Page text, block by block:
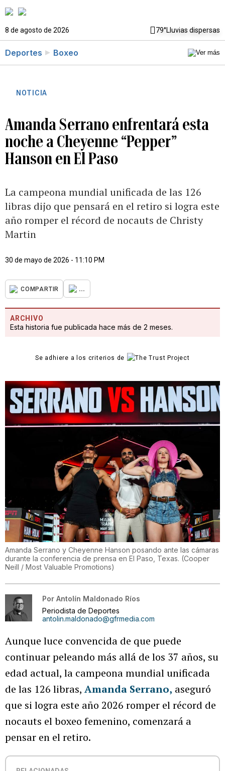
8 de agosto de 2026 79°Lluvias dispersas
Deportes Boxeo
NOTICIA
Amanda Serrano enfrentará esta
noche a Cheyenne “Pepper”
Hanson en El Paso
La campeona mundial unificada de las 126
libras dijo que pensará en el retiro si logra este
año romper el récord de nocauts de Christy
Martin
30 de mayo de 2026 - 11:10 PM
COMPARTIR ...
ARCHIVO
Esta historia fue publicada hace más de 2 meses.
Se adhiere a los criterios de
Amanda Serrano y Cheyenne Hanson posando ante las cámaras
durante la conferencia de prensa en El Paso, Texas. (Cooper
Neill / Most Valuable Promotions)
Por Antolín Maldonado Ríos
Periodista de Deportes
antolin.maldonado@gfrmedia.com
Aunque luce convencida de que puede
continuar peleando más allá de los 37 años, su
edad actual, la campeona mundial unificada
de las 126 libras, Amanda Serrano, aseguró
que si logra este año 2026 romper el récord de
nocauts el boxeo femenino, comenzará a
pensar en el retiro.